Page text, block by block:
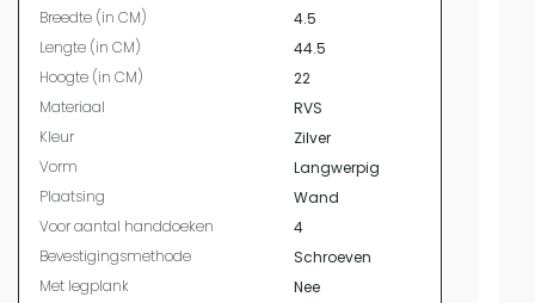
Breedte (in CM)
4.5
Lengte (in CM)
44.5
Hoogte (in CM)
22
Materiaal
RVS
Kleur
Zilver
Vorm
Langwerpig
Plaatsing
Wand
Voor aantal handdoeken
4
Bevestigingsmethode
Schroeven
Met legplank
Nee